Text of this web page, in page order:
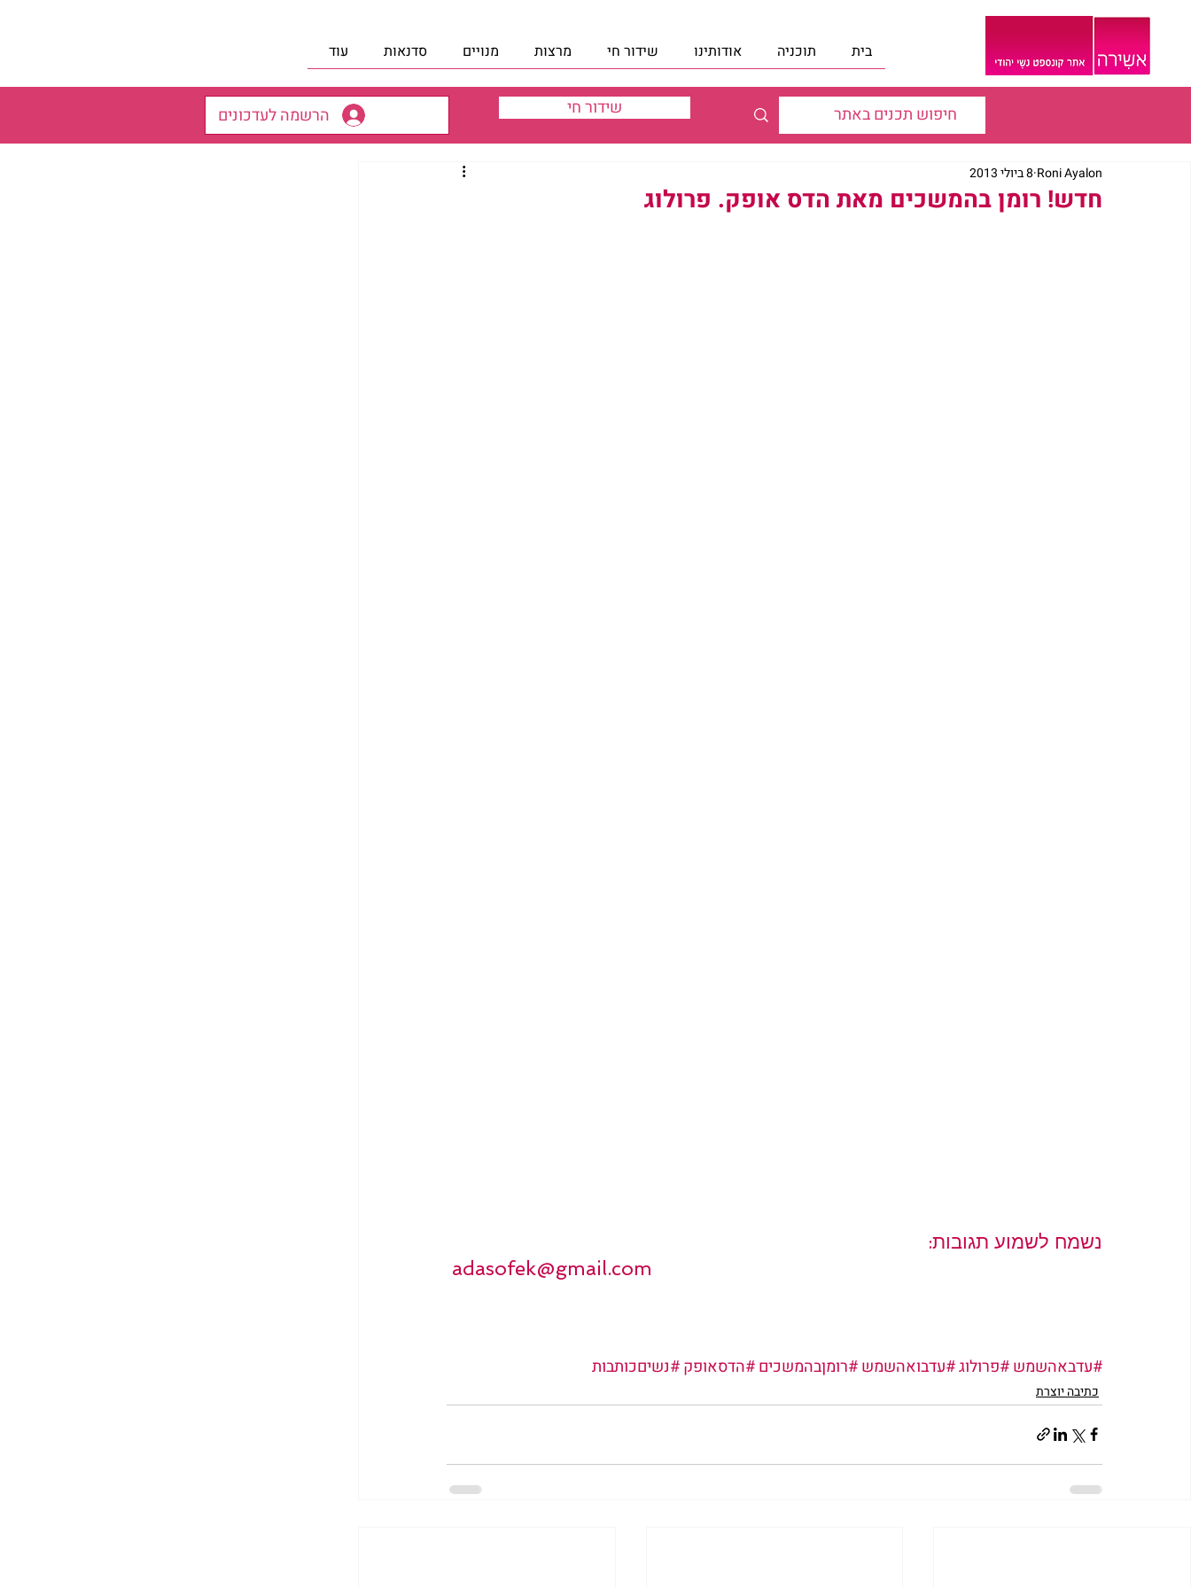
בית תוכניה אודותינו שידור חי מרצות מנויים סדנאות עוד
הרשמה לעדכונים שידור חי
חדש! רומן בהמשכים מאת הדס אופק. פרולוג
Roni Ayalon 8 ביולי 2013
נשמח לשמוע תגובות:
adasofek@gmail.com
#עדבאהשמש#פרולוג#עדבואהשמש#רומןבהמשכים#הדסאופק#נשיםכותבות
כתיבה יוצרת